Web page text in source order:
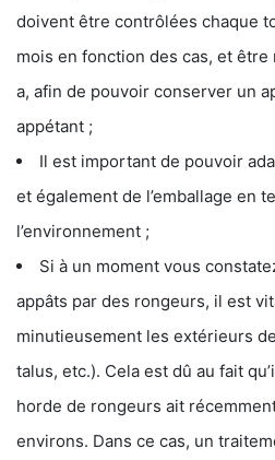
doivent être contrôlées chaque
mois en fonction des cas, et
a, afin de pouvoir conserver un
appétant ;
Il est important de pouvoir
et également de l’emballage en
l’environnement ;
Si à un moment vous
appâts par des rongeurs, il est
minutieusement les extérieurs
talus, etc.). Cela est dû au fait
horde de rongeurs ait
environs. Dans ce cas, un